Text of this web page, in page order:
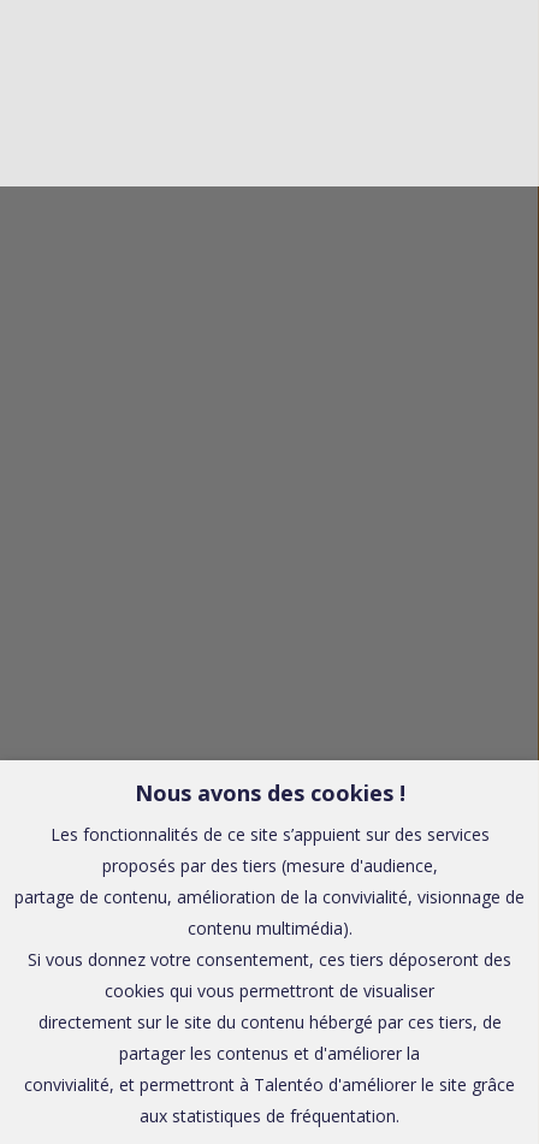
Nous avons des cookies !
Les fonctionnalités de ce site s’appuient sur des services
proposés par des tiers (mesure d'audience,
partage de contenu, amélioration de la convivialité, visionnage de
contenu multimédia).
Si vous donnez votre consentement, ces tiers déposeront des
cookies qui vous permettront de visualiser
directement sur le site du contenu hébergé par ces tiers, de
partager les contenus et d'améliorer la
convivialité, et permettront à Talentéo d'améliorer le site grâce
aux statistiques de fréquentation.